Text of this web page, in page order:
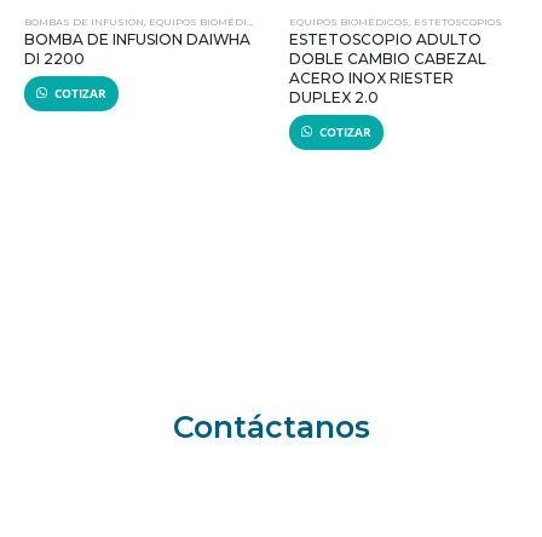
BOMBAS DE INFUSIÓN EQUIPOS BIOMÉDICOS
BOMBA DE INFUSION DAIWHA
DI 2200
COTIZAR
EQUIPOS BIOMÉDICOS ESTETOSCOPIOS
ESTETOSCOPIO ADULTO
DOBLE CAMBIO CABEZAL
ACERO INOX RIESTER
DUPLEX 2.0
COTIZAR
Contáctanos